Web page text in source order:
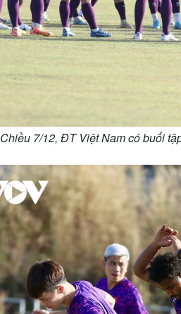
Chiều 7/12, ĐT Việt Nam có buổi